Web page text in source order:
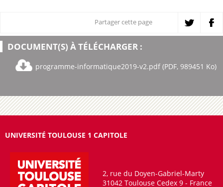
Partager cette page
DOCUMENT(S) À TÉLÉCHARGER :
programme-informatique2019-v2.pdf (PDF, 989451 Ko)
UNIVERSITÉ TOULOUSE 1 CAPITOLE
2, rue du Doyen-Gabriel-Marty
31042 Toulouse Cedex 9 - France